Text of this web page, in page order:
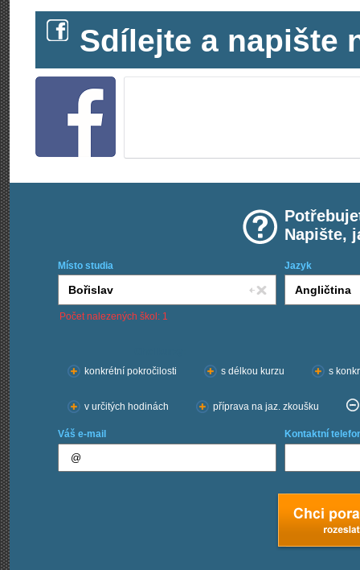
Sdílejte a napište
Napište,
Místo studia Jazyk
Počet nalezených škol: 1
konkrétní pokročilosti
s délkou kurzu s
v určitých hodinách příprava na jaz. zkoušku
Váš e-mail Kontaktní